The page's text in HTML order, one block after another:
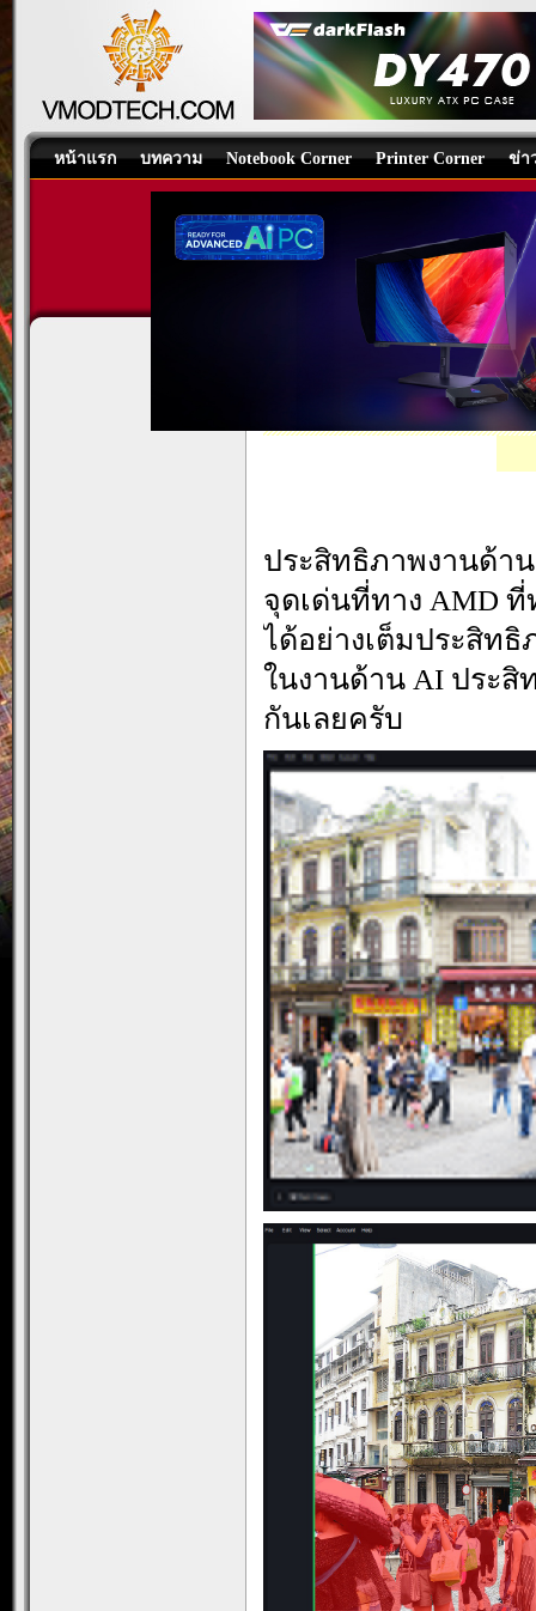
หน้าแรก บทความ Notebook Corner Printer Corner ข่า
AMD RYZEN 9 9950X
โดย:Nongkoo
ประสิทธิภาพงานด้า
จุดเด่นที่ทาง AMD
ได้อย่างเต็มประสิท
ในงานด้าน AI ประ
กันเลยครับ